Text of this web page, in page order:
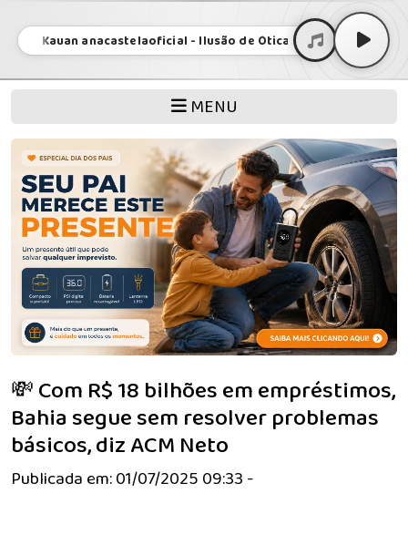
e Kauan anacastelaoficial - Ilusão de Ótica Envolvente •
MENU
💸 Com R$ 18 bilhões em empréstimos,
Bahia segue sem resolver problemas
básicos, diz ACM Neto
Publicada em: 01/07/2025 09:33 -